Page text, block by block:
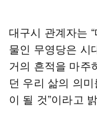
대구시 관계자는
물인 무영당은 시
거의 흔적을 마주
던 우리 삶의 의
이 될 것”이라고